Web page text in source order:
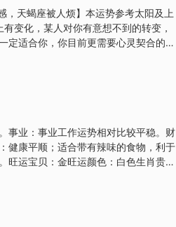
在你最亲密的关系中出现意想不到的令
创造力可能达到顶峰。一个非常幸运
艺术和诗意的感官。你的直觉会让你
，天蝎座被人烦】本运势参考太阳及上
变化，某人对你有意想不到的转变，
定适合你，你目前更需要心灵契合的
海派了起来！给自己设立一个进步的
意更别做。如果不直说，配合你工作的
座】今天该你发挥三寸不烂之舌的长
解的婚恋心理学，会帮你解决一个很大
乐会充实自己也很值得！与人合作的项
事业：事业工作运势相对比较平稳。财
健康平顺；适合带有辣味的食物，利于
旺运宝贝：金旺运颜色：白色生肖贵
较顺心，某事顺心。事业：多有事业
：鸡虎：综合运势：生肖虎的朋友在